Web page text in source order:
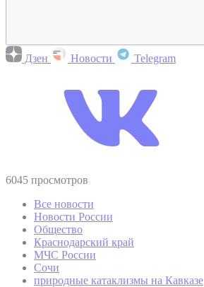
Дзен Новости Telegram
6045 просмотров
Все новости
Новости России
Общество
Краснодарский край
МЧС России
Сочи
природные катаклизмы на Кавказе